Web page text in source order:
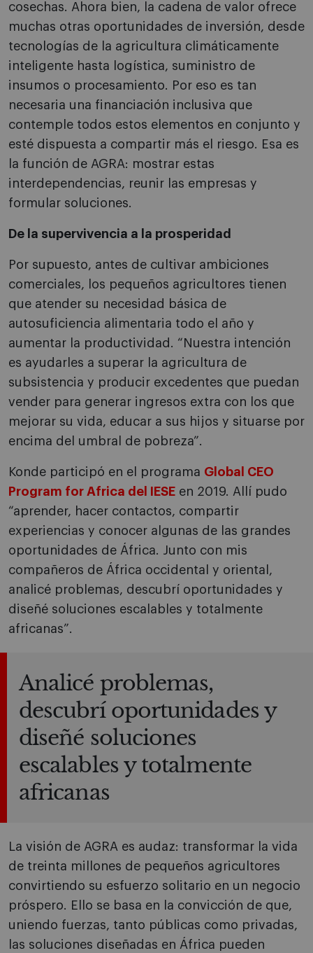
cosechas. Ahora bien, la cadena de valor ofrece
muchas otras oportunidades de inversión, desde
tecnologías de la agricultura climáticamente
inteligente hasta logística, suministro de
insumos o procesamiento. Por eso es tan
necesaria una financiación inclusiva que
contemple todos estos elementos en conjunto y
esté dispuesta a compartir más el riesgo. Esa es
la función de AGRA: mostrar estas
interdependencias, reunir las empresas y
formular soluciones.
De la supervivencia a la prosperidad
Por supuesto, antes de cultivar ambiciones
comerciales, los pequeños agricultores tienen
que atender su necesidad básica de
autosuficiencia alimentaria todo el año y
aumentar la productividad. “Nuestra intención
es ayudarles a superar la agricultura de
subsistencia y producir excedentes que puedan
vender para generar ingresos extra con los que
mejorar su vida, educar a sus hijos y situarse por
encima del umbral de pobreza”.
Konde participó en el programa Global CEO
Program for Africa del IESE en 2019. Allí pudo
“aprender, hacer contactos, compartir
experiencias y conocer algunas de las grandes
oportunidades de África. Junto con mis
compañeros de África occidental y oriental,
analicé problemas, descubrí oportunidades y
diseñé soluciones escalables y totalmente
africanas”.
Analicé problemas,
descubrí oportunidades y
diseñé soluciones
escalables y totalmente
africanas
La visión de AGRA es audaz: transformar la vida
de treinta millones de pequeños agricultores
convirtiendo su esfuerzo solitario en un negocio
próspero. Ello se basa en la convicción de que,
uniendo fuerzas, tanto públicas como privadas,
las soluciones diseñadas en África pueden